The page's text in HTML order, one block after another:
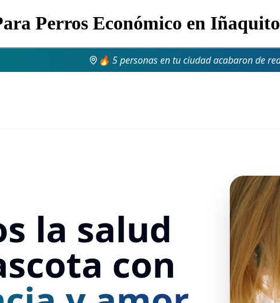
Perros Económico en Iñaquito